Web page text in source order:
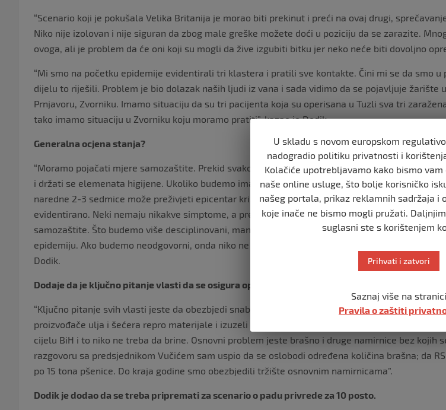
“Scenario koji je pokušala Velika Britanija je morao biti prekinut i preći na ovaj drugi,
Niko nije izolovan i nije siguran da zbog male greške možete doći u poziciju da se zarazite.
ovoga, ali je problem da će oni koji su mogli da žive izgubiti bitku jer neko neće biti dovoljno
“Mi smo na početku epidemije evidentirali tri klastera i pratili sve kontakte. Čini mi se da smo u
dijelu to riješili. Problem je bio dolazak naših ljudi iz vana i sada vidimo da se pojavljuje žarište
Prnjavoru, Zvorniku. Imamo situaciju da su tri pacijenta koja su operisana u Tuzli sva tri
tako imamo situaciju u Zvorniku koju moramo pratiti”, kazao je Dodik.
Generalna ocjena stanja?
“Moramo pojačati mjere samozaštite. Prekid svakog kontakta, udaljenost od dva metra, nositi
i držati se elemenata higijene. Ukoliko budemo imali drastične mjere samozaštite, mnogi
naredne 2-3 sedmice može preživjeti epicentar krize. Mislim da je daleko veći broj zaraženih
evidentirano. Neki nemaju nikakve simptome, a prenose zarazu. Zato je potrebno držati se mjera
samozaštite. Što budemo više desciplinovani, manje se krećemo, prije ćemo prekinuti rast
epidemiju. Ako budemo neodgovorni, onda niko ne može da projektuje šta se može desiti”,
Dodik.
Dodaje da je ključno pitanje vlasti da se osigura opskrba tržišta namirnicama.
“Ključno pitanje svih vlasti jeste da obezbjedi snabdjevenost tržišta svim namirnicama. Mi smo
proizvođače ulja i šećera repro materijale i izuzeli Bimal Brčko od uvoza iz Srbije. Ima dovoljno
cijelu BiH i to niko ne treba da brine. Osnovni problem jeste brašno i druge namirnice bez kojih
razgovoru sa predsjednikom Vučićem sam uspio da se oslobodi određena količina brašna; da
po 15 tona pšenice. Do kraja godine smo obezbjedili tržište osnovnim namirnicama”.
Dodik je dodao da se treba pripremati za scenario o padu privrede za 10 posto.
U skladu s novom europskom
nadogradio politiku privatnosti i
Kolačiće upotrebljavamo kako bismo
naše online usluge, što bolje korisničko
našeg portala, prikaz reklamnih sadržaja i
koje inače ne bismo mogli pružati.
suglasni ste s korištenjem
Prihvati i zatvori
Saznaj više na stranici
Pravila o zaštiti